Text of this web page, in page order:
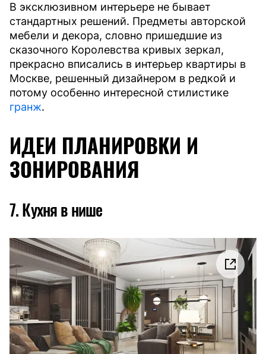
В эксклюзивном интерьере не бывает
стандартных решений. Предметы авторской
мебели и декора, словно пришедшие из
сказочного Королевства кривых зеркал,
прекрасно вписались в интерьер квартиры в
Москве, решенный дизайнером в редкой и
потому особенно интересной стилистике
гранж.
ИДЕИ ПЛАНИРОВКИ И
ЗОНИРОВАНИЯ
7. Кухня в нише